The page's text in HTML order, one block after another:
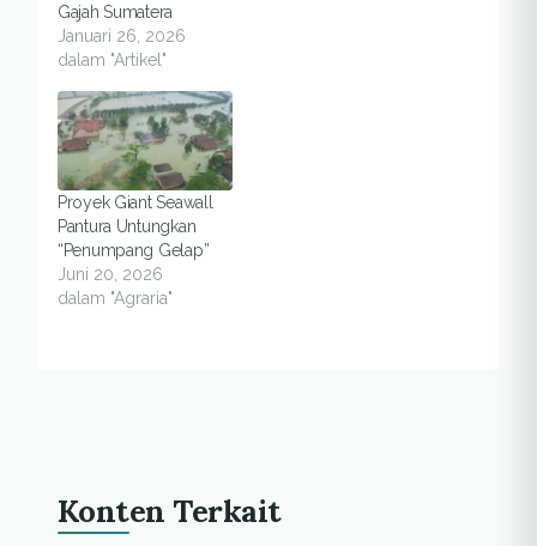
Gajah Sumatera
Januari 26, 2026
dalam "Artikel"
Proyek Giant Seawall
Pantura Untungkan
“Penumpang Gelap”
Juni 20, 2026
dalam "Agraria"
Konten Terkait